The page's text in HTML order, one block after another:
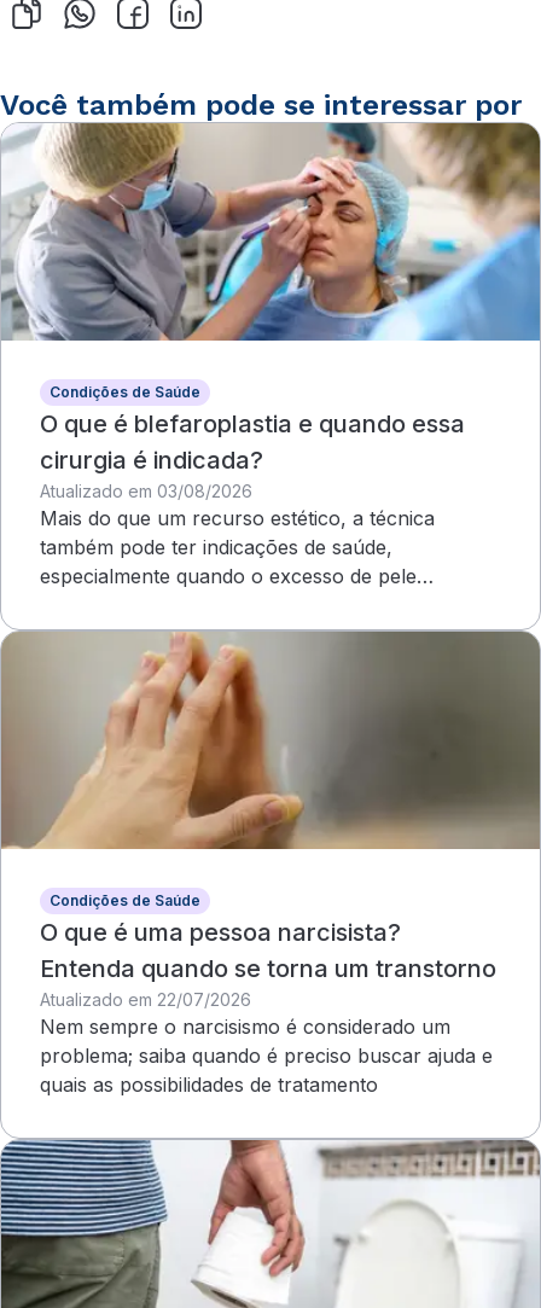
Você também pode se interessar por
Condições de Saúde
O que é blefaroplastia e quando essa
cirurgia é indicada?
Atualizado em 03/08/2026
Mais do que um recurso estético, a técnica
também pode ter indicações de saúde,
especialmente quando o excesso de pele
Condições de Saúde
O que é uma pessoa narcisista?
Entenda quando se torna um transtorno
Atualizado em 22/07/2026
Nem sempre o narcisismo é considerado um
problema; saiba quando é preciso buscar ajuda e
quais as possibilidades de tratamento